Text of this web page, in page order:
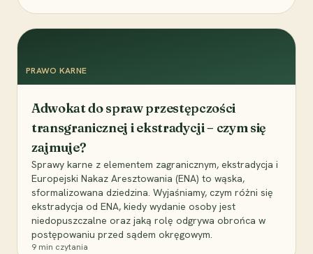
PRAWO KARNE
Adwokat do spraw przestępczości
transgranicznej i ekstradycji – czym się
zajmuje?
Sprawy karne z elementem zagranicznym, ekstradycja i
Europejski Nakaz Aresztowania (ENA) to wąska,
sformalizowana dziedzina. Wyjaśniamy, czym różni się
ekstradycja od ENA, kiedy wydanie osoby jest
niedopuszczalne oraz jaką rolę odgrywa obrońca w
postępowaniu przed sądem okręgowym.
9 min czytania